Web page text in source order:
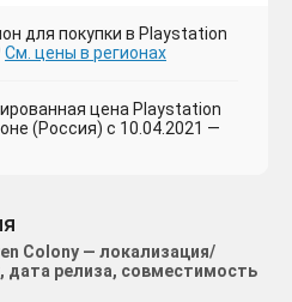
для покупки в Playstation
См. цены в регионах
цена Playstation
(Россия) с 10.04.2021 —
Colony — локализация/
дата релиза, совместимость